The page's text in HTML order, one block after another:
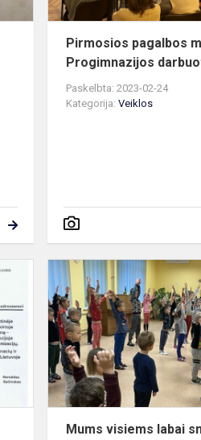
Pirmosios pagalbos
Progimnazijos
Paskelbta: 2023-02-24
Kategorija:Veiklos
Padėka
dalyvavimą pilietinėje
iniciatyvoje
Mums visiems labai